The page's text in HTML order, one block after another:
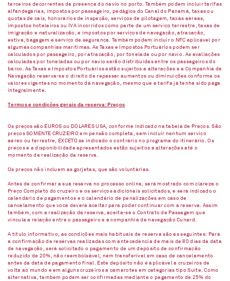
terceiros decorrentes da presença do navio no porto. Também podem incluir tarifas
alfandegárias, impostos por passageiro, pedágios do Canal do Panamá, taxas ou
quotas de cais, honorários de inspeção, serviços de pilotagem, taxas aéreas,
impostos hoteleiros ou IVA incorridos como parte de um serviço terrestre, taxas de
imigração e naturalização, e impostos por serviços de navegação, atracação,
estiva, bagagem e serviço de segurança. Também podem incluir o NFC aplicável por
algumas companhias marítimas. As Taxas e Impostos Portuários podem ser
calculados por passageiro, por atracação, por tonelada ou por navio. As avaliações
calculadas por toneladas ou por navio serão distribuídas entre os passageiros do
barco. As Taxas e Impostos Portuários estão sujeitos a alterações e a Companhia de
Navegação reserva-se o direito de repassar aumentos ou diminuições conforme os
valores vigentes no momento da navegação, mesmo que a tarifa já tenha sido paga
integralmente.
Termos e condições gerais da reserva: Preços
Os preços são EUROS ou DÓLARES USA, conforme indicado na tabela de Preços. São
preços SOMENTE CRUZEIRO em pensão completa, sem incluir nenhum serviço
aéreo ou terrestre, EXCETO se indicado o contrário no programa do itinerário. Os
preços e a disponibilidade apresentados estão sujeitos a alterações até o
momento da realização da reserva.
Os preços não incluem as gorjetas, que são voluntárias.
Antes de confirmar a sua reserva no processo online, será mostrado com clareza o
Preço Completo do cruzeiro e os serviços adicionais solicitados, e será indicado o
calendário de pagamentos e o calendário de penalizações em caso de
cancelamento que você deverá aceitar para poder continuar com a reserva. Assim
também, com a realização da reserva, aceita-se o Contrato de Passagem que
vincula a relação entre o passageiro e a companhia de navegação Cunard.
A título informativo, as condições mais habituais de reserva são as seguintes: Para
a confirmação de reservas realizadas com antecedência de mais de 80 dias da data
de navegação, será solicitado o pagamento de um depósito de confirmação
reduzido de 20%, não reembolsável, nem transferível em caso de cancelamento
antes da data de pagamento final. Este depósito não é aplicável a cruzeiros de
volta ao mundo e em alguns cruzeiros a camarotes em categorias tipo Suíte. Como
alternativa, também podem ser confirmadas mediante o pagamento de 25% do